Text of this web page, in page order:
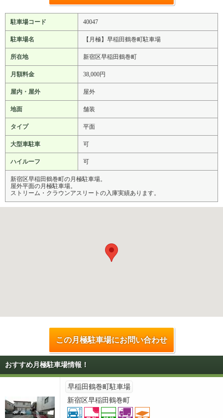
駐車場コード 40047
駐車場名 【月極】早稲田鶴巻町駐車場
所在地 新宿区早稲田鶴巻町
月額料金 38,000円
屋内・屋外 屋外
地面 舗装
タイプ 平面
大型車駐車 可
ハイルーフ 可
新宿区早稲田鶴巻町の月極駐車場。
屋外平面の月極駐車場。
ストリーム・クラウンアスリートの入庫実績あります。
この月極駐車場にお問い合わせ
おすすめ月極駐車場情報！
早稲田鶴巻町駐車場
新宿区早稲田鶴巻町